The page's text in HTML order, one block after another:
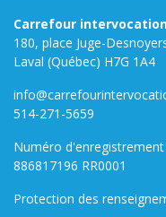
Carrefour
180, place Juge-
Laval (Québec) H7G 1A4
514-271-5659
Numéro
886817196 RR0001
Protection des